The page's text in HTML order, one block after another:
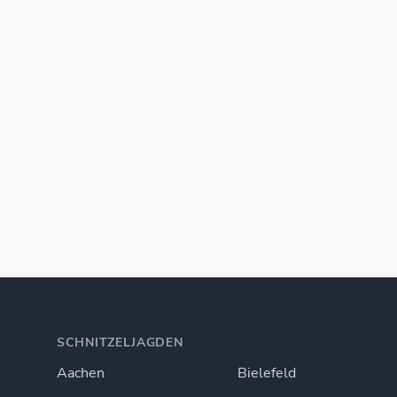
SCHNITZELJAGDEN
Aachen Bielefeld